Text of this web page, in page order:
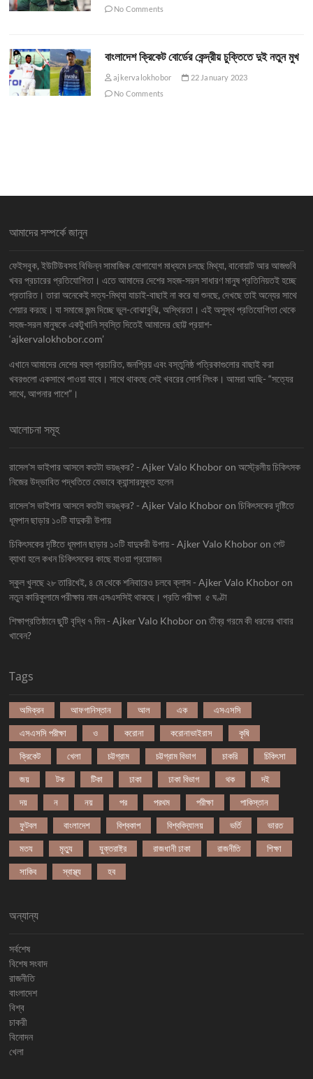
No Comments
বাংলাদেশ ক্রিকেট বোর্ডের কেন্দ্রীয় চুক্তিতে দুই নতুন মুখ
ajkervalokhobor
22 January 2023
No Comments
আমাদের সম্পর্কে জানুন
ফেইসবুক, ইউটিউবসহ বিভিন্ন সামাজিক যোগাযোগ মাধ্যমে চলছে মিথ্যা, বানোয়াট আর আজগুবি
খবর প্রচারের প্রতিযোগিতা। এতে আমাদের দেশের সহজ-সরল সাধারণ মানুষ প্রতিনিয়তই হচ্ছে
প্রতারিত। তারা অনেকেই সত্য-মিথ্যা যাচাই-বাছাই না করে যা শুনছে, দেখছে তাই অন্যের সাথে
শেয়ার করছে। যা সমাজে জন্ম দিচ্ছে ভুল-বোঝাবুঝি, অস্থিরতা। এই অসুস্থ প্রতিযোগিতা থেকে
সহজ-সরল মানুষকে একটুখানি স্বস্তি দিতেই আমাদের ছোট্ট প্রয়াশ-
‘ajkervalokhobor.com’
এখানে আমাদের দেশের বহুল প্রচারিত, জনপ্রিয় এবং বস্তুনিষ্ঠ পত্রিকাগুলোর বাছাই করা
খবরগুলো একসাথে পাওয়া যাবে। সাথে থাকছে সেই খবরের সোর্স লিংক। আমরা আছি- “সত্যের
সাথে, আপনার পাশে”।
আলোচনা সমূহ
রাসেল'স ভাইপার আসলে কতটা ভয়ঙ্কর? - Ajker Valo Khobor onঅস্ট্রেলীয় চিকিৎসক
নিজের উদ্ভাবিত পদ্ধতিতে যেভাবে ক্যান্সারমুক্ত হলেন
রাসেল'স ভাইপার আসলে কতটা ভয়ঙ্কর? - Ajker Valo Khobor onচিকিৎসকের দৃষ্টিতে
ধূমপান ছাড়ার ১০টি যাদুকরী উপায়
চিকিৎসকের দৃষ্টিতে ধূমপান ছাড়ার ১০টি যাদুকরী উপায় - Ajker Valo Khobor onপেট
ব্যাথা হলে কখন চিকিৎসকের কাছে যাওয়া প্রয়োজন
স্কুল খুলছে ২৮ তারিখেই, ৪ মে থেকে শনিবারেও চলবে ক্লাস - Ajker Valo Khobor on
নতুন কারিকুলামে পরীক্ষার নাম এসএসসিই থাকছে। প্রতি পরীক্ষা ৫ ঘণ্টা
শিক্ষাপ্রতিষ্ঠানে ছুটি বৃদ্ধি ৭ দিন - Ajker Valo Khobor onতীব্র গরমে কী ধরনের খাবার
খাবেন?
Tags
অমিক্রন আফগানিস্তান আল এক এসএসসি
এসএসসি পরীক্ষা ও করোনা করোনাভাইরাস কৃষি
ক্রিকেট খেলা চট্টগ্রাম চট্টগ্রাম বিভাগ চাকরি চিকিৎসা
জয় টক টিকা ঢাকা ঢাকা বিভাগ থক দই
দয় ন নয় পর পরথম পরীক্ষা পাকিস্তান
ফুটবল বাংলাদেশ বিশ্বকাপ বিশ্ববিদ্যালয় ভর্তি ভারত
মতয মৃত্যু যুক্তরাষ্ট্র রাজধানী ঢাকা রাজনীতি শিক্ষা
সাকিব স্বাস্থ্য হব
অন্যান্য
সর্বশেষ
বিশেষ সংবাদ
রাজনীতি
বাংলাদেশ
বিশ্ব
চাকরী
বিনোদন
খেলা